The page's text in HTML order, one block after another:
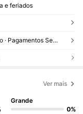
e feriados
Reenviar se o item estiver perdido/danificado · Pagamentos Seguros · Proteção de privacidade
Ver mais
Grande
0%